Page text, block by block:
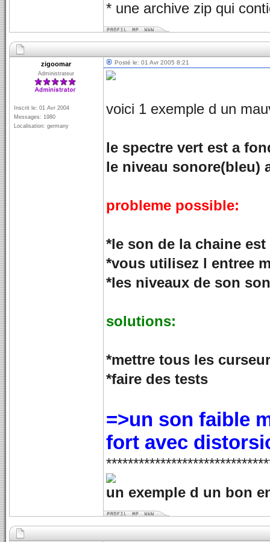
* une archive zip qui
zigoomar
Administrateur
Inscrit le: 01 Avr 2004
Messages: 1980
Localisation: germany
Posté le: 01 Avr 2005 8:21
voici 1 exemple d un
le spectre vert est a
le niveau sonore(bleu)
probleme possible:
*le son de la chaine
*vous utilisez l entree
*les niveaux de son
solutions:
*mettre tous les
*faire des tests
=>un son faible
fort avec
un exemple d un bon